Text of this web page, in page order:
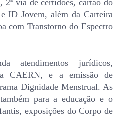
ID Jovem, além da Carteira
com Transtorno do Espectro
atendimentos jurídicos,
CAERN, e a emissão de
Dignidade Menstrual. As
para a educação e o
exposições do Corpo de